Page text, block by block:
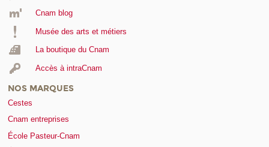
Cnam blog
Musée des arts et métiers
La boutique du Cnam
Accès à intraCnam
NOS MARQUES
Cestes
Cnam entreprises
École Pasteur-Cnam